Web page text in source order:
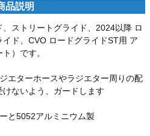
品説明
ストリートグライド、2024以降 ロ
ド、CVO ロードグライドST用 ア
）です。
エターホースやラジエター周りの配
ないよう、ガードします
と5052アルミニウム製